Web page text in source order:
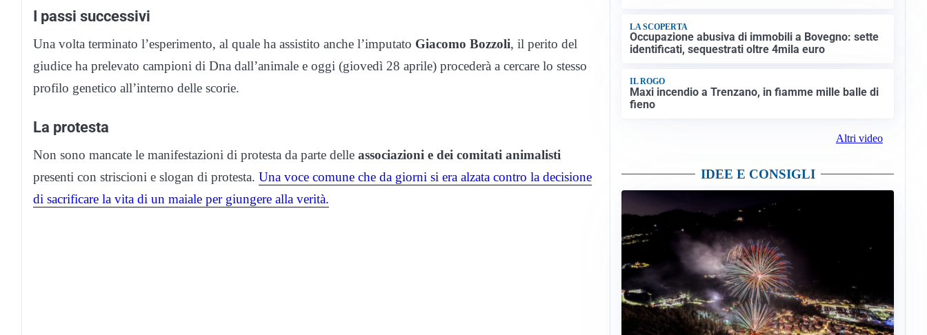
I passi successivi
Una volta terminato l’esperimento, al quale ha assistito anche l’imputato Giacomo Bozzoli, il perito del
giudice ha prelevato campioni di Dna dall’animale e oggi (giovedì 28 aprile) procederà a cercare lo stesso
profilo genetico all’interno delle scorie.
La protesta
Non sono mancate le manifestazioni di protesta da parte delle associazioni e dei comitati animalisti
presenti con striscioni e slogan di protesta. Una voce comune che da giorni si era alzata contro la decisione
di sacrificare la vita di un maiale per giungere alla verità.
LA SCOPERTA
Occupazione abusiva di immobili a Bovegno: sette
identificati, sequestrati oltre 4mila euro
IL ROGO
Maxi incendio a Trenzano, in fiamme mille balle di
fieno
Altri video
IDEE E CONSIGLI